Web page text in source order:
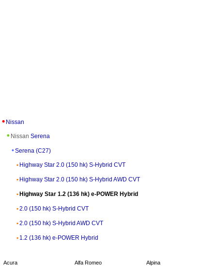
Nissan
Nissan Serena
Serena (C27)
Highway Star 2.0 (150 hk) S-Hybrid CVT
Highway Star 2.0 (150 hk) S-Hybrid AWD CVT
Highway Star 1.2 (136 hk) e-POWER Hybrid
2.0 (150 hk) S-Hybrid CVT
2.0 (150 hk) S-Hybrid AWD CVT
1.2 (136 hk) e-POWER Hybrid
Acura Alfa Romeo Alpina